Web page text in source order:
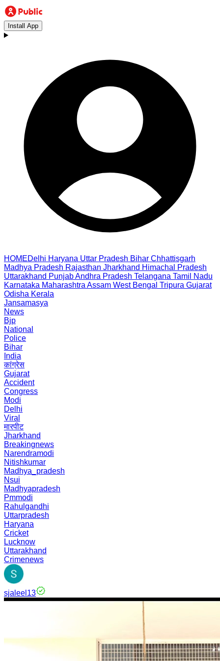
Install App
HOMEDelhi Haryana Uttar Pradesh Bihar Chhattisgarh
Madhya Pradesh Rajasthan Jharkhand Himachal Pradesh
Uttarakhand PunjabAndhra Pradesh Telangana Tamil Nadu
Karnataka Maharashtra Assam West Bengal Tripura Gujarat
Odisha Kerala
Jansamasya
News
Bjp
National
Police
Bihar
India
कांग्रेस
Gujarat
Accident
Congress
Modi
Delhi
Viral
मारपीट
Jharkhand
Breakingnews
Narendramodi
Nitishkumar
Madhya_pradesh
Nsui
Madhyapradesh
Pmmodi
Rahulgandhi
Uttarpradesh
Haryana
Cricket
Lucknow
Uttarakhand
Crimenews
sjaleel13